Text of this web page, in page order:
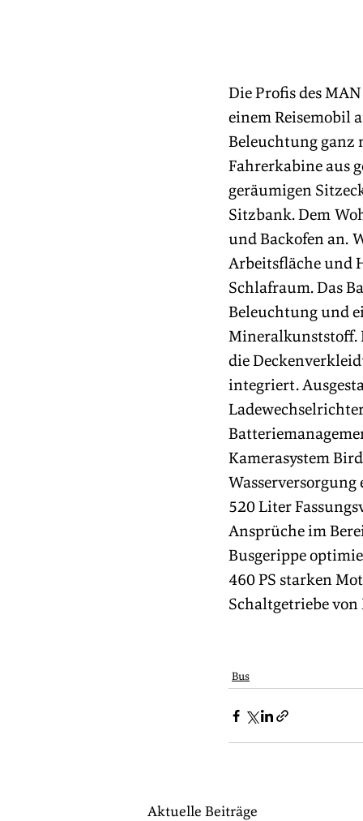
Die Profis des
einem Reisemobil
Beleuchtung ganz
Fahrerkabine aus
geräumigen
Sitzbank. Dem
und Backofen an.
Arbeitsfläche und
Schlafraum. Das
Beleuchtung und
Mineralkunststoff.
die
integriert.
Kamerasystem
520 Liter
Ansprüche im
Busgerippe
460 PS starken
Schaltgetriebe von
Bus
Aktuelle Beiträge